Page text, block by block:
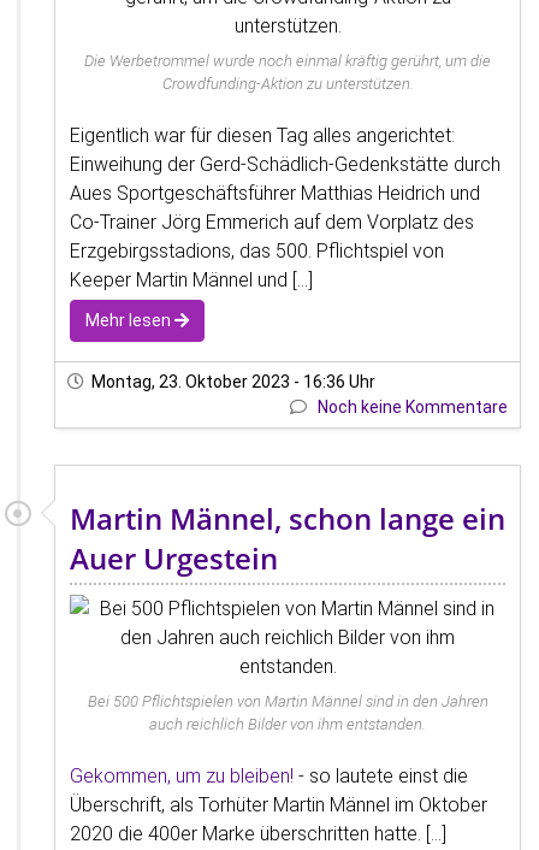
Die Werbetrommel wurde noch einmal kräftig gerührt, um die
Crowdfunding-Aktion zu unterstützen.
Eigentlich war für diesen Tag alles angerichtet:
Einweihung der Gerd-Schädlich-Gedenkstätte durch
Aues Sportgeschäftsführer Matthias Heidrich und
Co-Trainer Jörg Emmerich auf dem Vorplatz des
Erzgebirgsstadions, das 500. Pflichtspiel von
Keeper Martin Männel und [...]
Mehr lesen
Montag, 23. Oktober 2023 - 16:36 Uhr
Noch keine Kommentare
Martin Männel, schon lange ein
Auer Urgestein
Bei 500 Pflichtspielen von Martin Männel sind in den Jahren
auch reichlich Bilder von ihm entstanden.
Gekommen, um zu bleiben! - so lautete einst die
Überschrift, als Torhüter Martin Männel im Oktober
2020 die 400er Marke überschritten hatte. [...]